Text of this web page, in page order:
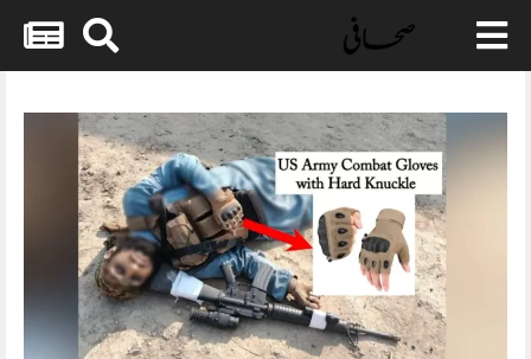
Skip
content